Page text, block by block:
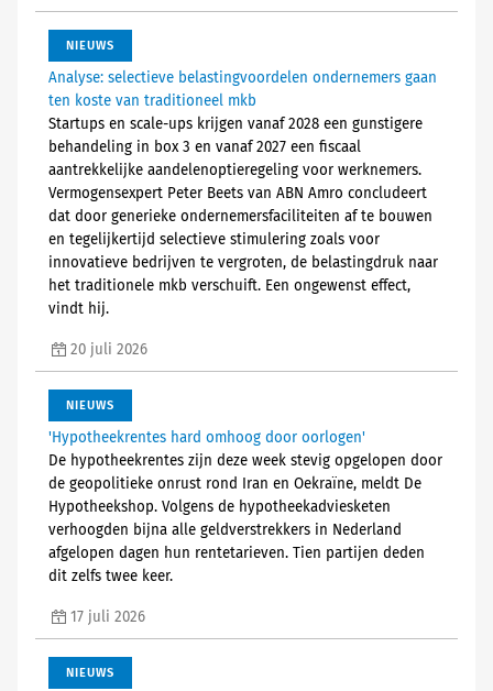
NIEUWS
Analyse: selectieve belastingvoordelen ondernemers gaan
ten koste van traditioneel mkb
Startups en scale-ups krijgen vanaf 2028 een gunstigere
behandeling in box 3 en vanaf 2027 een fiscaal
aantrekkelijke aandelenoptieregeling voor werknemers.
Vermogensexpert Peter Beets van ABN Amro concludeert
dat door generieke ondernemersfaciliteiten af te bouwen
en tegelijkertijd selectieve stimulering zoals voor
innovatieve bedrijven te vergroten, de belastingdruk naar
het traditionele mkb verschuift. Een ongewenst effect,
vindt hij.
20 juli 2026
NIEUWS
'Hypotheekrentes hard omhoog door oorlogen'
De hypotheekrentes zijn deze week stevig opgelopen door
de geopolitieke onrust rond Iran en Oekraïne, meldt De
Hypotheekshop. Volgens de hypotheekadviesketen
verhoogden bijna alle geldverstrekkers in Nederland
afgelopen dagen hun rentetarieven. Tien partijen deden
dit zelfs twee keer.
17 juli 2026
NIEUWS